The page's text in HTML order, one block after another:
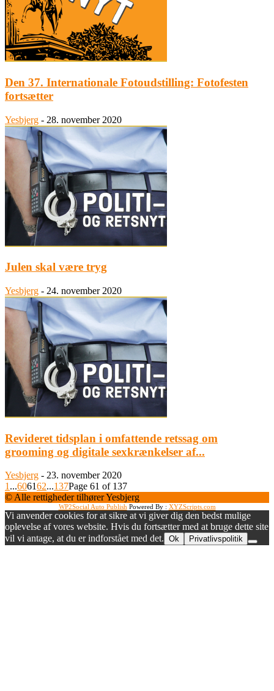
Den 37. Internationale Fotoudstilling: Fotofesten
fortsætter
Yesbjerg - 28. november 2020
Julen skal være tryg
Yesbjerg - 24. november 2020
Revideret tidsplan i omfattende retssag om
grooming og digitale sexkrænkelser af...
Yesbjerg - 23. november 2020
1 ...606162...137Page 61 of 137
© Alle rettigheder tilhører Yesbjerg
WP2Social Auto Publish Powered By : XYZScripts.com
Vi anvender cookies for at sikre at vi giver dig den bedst mulige
oplevelse af vores website. Hvis du fortsætter med at bruge dette site
vil vi antage, at du er indforstået med det. Ok Privatlivspolitik